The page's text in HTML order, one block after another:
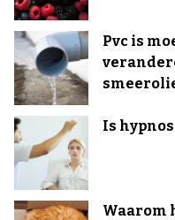
Pvc is
Is
Waarom